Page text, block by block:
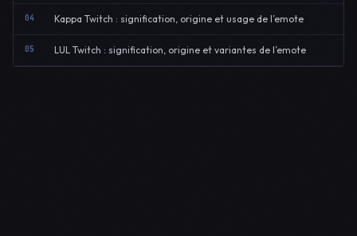
04 Kappa Twitch : signification, origine et usage de l’emote
05 LUL Twitch : signification, origine et variantes de l’emote